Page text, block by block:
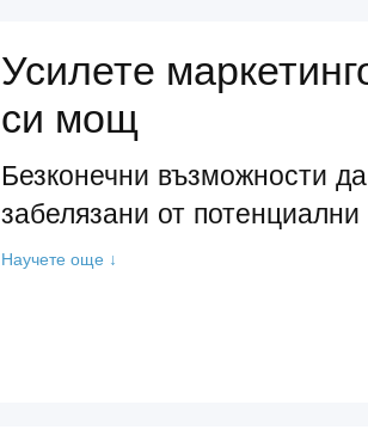
Усилете
си мощ
Безконечни възможности
забелязани от потенциални
Научете още ↓